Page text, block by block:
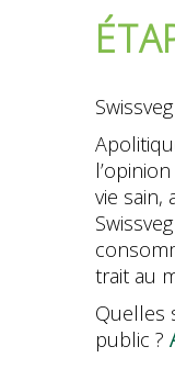
vie sain,
trait au
Quelles
public ?